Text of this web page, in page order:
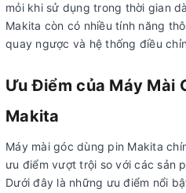
mỏi khi sử dụng trong thời gian
Makita còn có nhiều tính năng
quay ngược và hệ thống điều
Ưu Điểm của Máy Mài
Makita
Máy mài góc dùng pin Makita
ưu điểm vượt trội so với các sản
Dưới đây là những ưu điểm nổi